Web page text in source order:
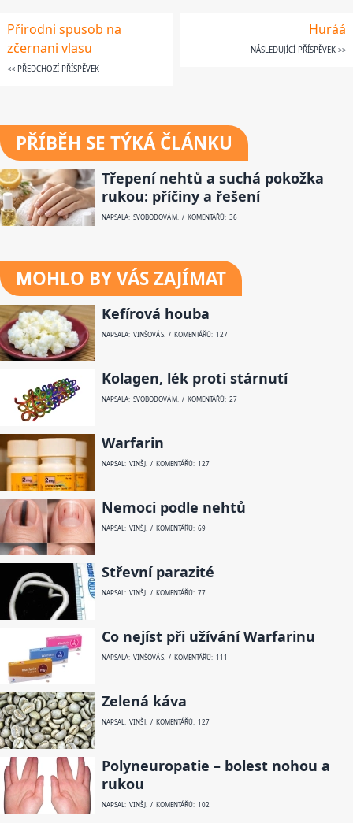
Přirodni spusob na
zčernani vlasu
<< PŘEDCHOZÍ PŘÍSPĚVEK
Huráá
NÁSLEDUJÍCÍ PŘÍSPĚVEK >>
PŘÍBĚH SE TÝKÁ ČLÁNKU
Třepení nehtů a suchá pokožka
rukou: příčiny a řešení
NAPSALA: SVOBODOVÁ M. / KOMENTÁŘŮ: 36
MOHLO BY VÁS ZAJÍMAT
Kefírová houba
NAPSALA: VINŠOVÁ S. / KOMENTÁŘŮ: 127
Kolagen, lék proti stárnutí
NAPSALA: SVOBODOVÁ M. / KOMENTÁŘŮ: 27
Warfarin
NAPSAL: VINŠ J. / KOMENTÁŘŮ: 127
Nemoci podle nehtů
NAPSAL: VINŠ J. / KOMENTÁŘŮ: 69
Střevní parazité
NAPSAL: VINŠ J. / KOMENTÁŘŮ: 77
Co nejíst při užívání Warfarinu
NAPSALA: VINŠOVÁ S. / KOMENTÁŘŮ: 111
Zelená káva
NAPSAL: VINŠ J. / KOMENTÁŘŮ: 127
Polyneuropatie – bolest nohou a
rukou
NAPSAL: VINŠ J. / KOMENTÁŘŮ: 102